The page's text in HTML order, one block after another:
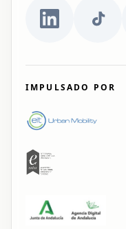
IMPULSADO POR